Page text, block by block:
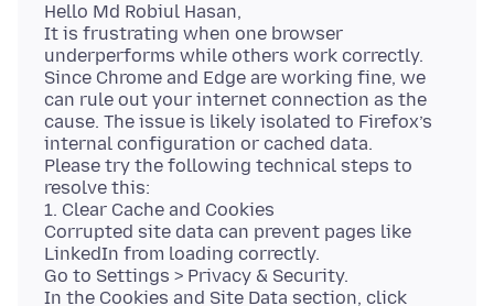
Hello Md Robiul Hasan,
It is frustrating when one browser
underperforms while others work correctly.
Since Chrome and Edge are working fine, we
can rule out your internet connection as the
cause. The issue is likely isolated to Firefox’s
internal configuration or cached data.
Please try the following technical steps to
resolve this:
1. Clear Cache and Cookies
Corrupted site data can prevent pages like
LinkedIn from loading correctly.
Go to Settings > Privacy & Security.
In the Cookies and Site Data section, click